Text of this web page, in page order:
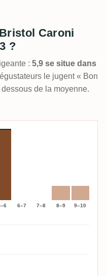
Caroni
?
: 5,9 se situe dans
le jugent « Bon
de la moyenne.
6–7 7–8 8–9 9–10